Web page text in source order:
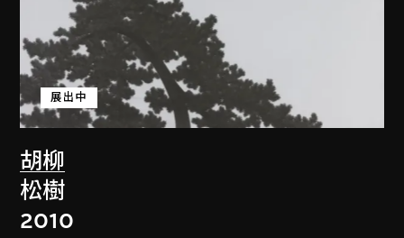
胡柳
展出中
松樹
2010